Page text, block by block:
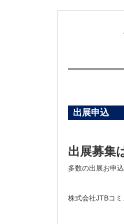
出展申込
出展募集
多数の出展お申
株式会社JTBコ